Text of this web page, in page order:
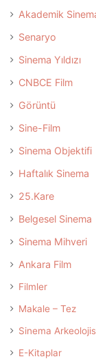
Akademik
Senaryo
Sinema Yıldızı
CNBCE Film
Görüntü
Sine-Film
Sinema Objektifi
Haftalık Sinema
25.Kare
Belgesel Sinema
Sinema Mihveri
Ankara Film
Filmler
Makale – Tez
Sinema
E-Kitaplar